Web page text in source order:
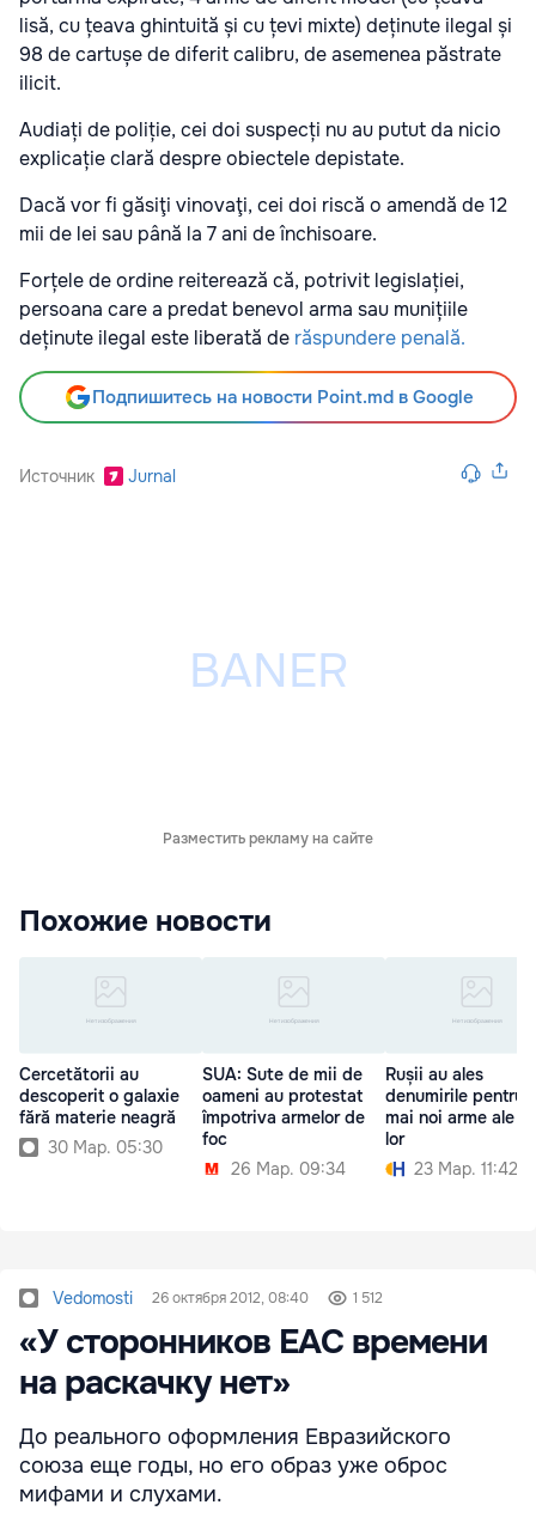
lisă, cu țeava ghintuită și cu țevi mixte) deținute ilegal și
98 de cartușe de diferit calibru, de asemenea păstrate
ilicit.
Audiați de poliție, cei doi suspecți nu au putut da nicio
explicație clară despre obiectele depistate.
Dacă vor fi găsiţi vinovaţi, cei doi riscă o amendă de 12
mii de lei sau până la 7 ani de închisoare.
Forțele de ordine reiterează că, potrivit legislației,
persoana care a predat benevol arma sau munițiile
deținute ilegal este liberată de răspundere penală.
Подпишитесь на новости Point.md в Google
Источник Jurnal
Разместить рекламу на сайте
Похожие новости
Cercetătorii au
descoperit o galaxie
fără materie neagră
30 Мар. 05:30
SUA: Sute de mii de
oameni au protestat
împotriva armelor de
foc
26 Мар. 09:34
Rușii au ales
denumirile pentru
mai noi arme ale
lor
23 Мар. 11:42
Vedomosti 26 октября 2012, 08:40 1 512
«У сторонников ЕАС времени
на раскачку нет»
До реального оформления Евразийского
союза еще годы, но его образ уже оброс
мифами и слухами.